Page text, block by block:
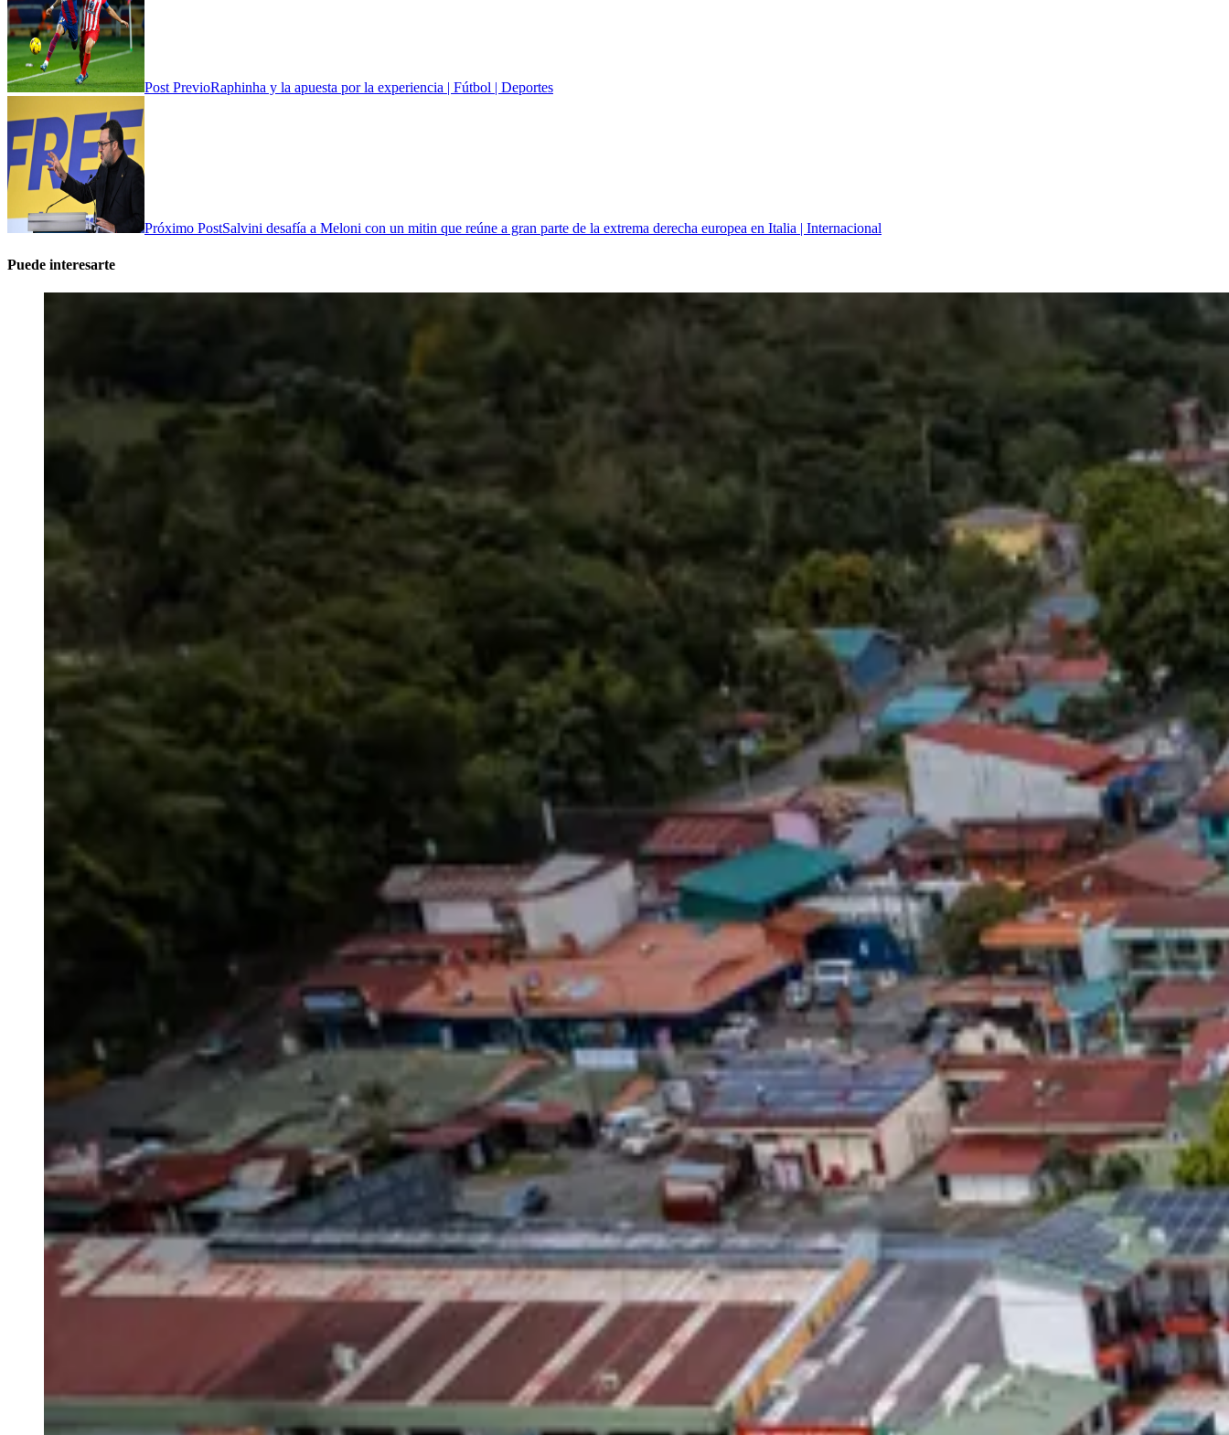
Post PrevioRaphinha y la apuesta por la experiencia | Fútbol | Deportes
Próximo PostSalvini desafía a Meloni con un mitin que reúne a gran parte de la extrema derecha europea en Italia | Internacional
Puede interesarte